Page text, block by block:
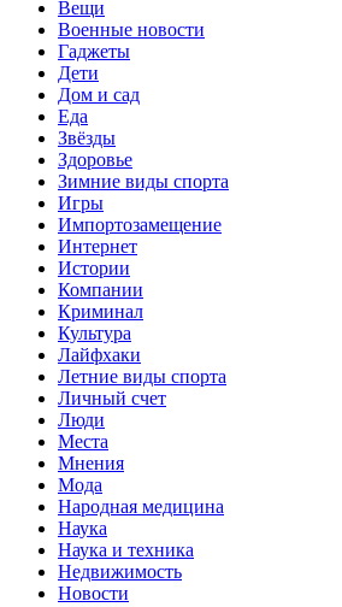
Вещи
Военные новости
Гаджеты
Дети
Дом и сад
Еда
Звёзды
Здоровье
Зимние виды спорта
Игры
Импортозамещение
Интернет
Истории
Компании
Криминал
Культура
Лайфхаки
Летние виды спорта
Личный счет
Люди
Места
Мнения
Мода
Народная медицина
Наука
Наука и техника
Недвижимость
Новости